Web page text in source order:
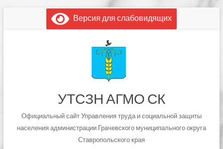
содержимому
Версия для слабовидящих
УТСЗН АГМО СК
Официальный сайт Управления труда и социальной защиты
населения администрации Грачевского муниципального округа
Ставропольского края